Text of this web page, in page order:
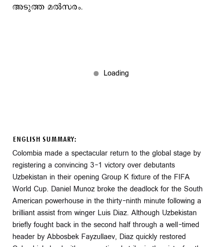
അടുത്ത മല്‍സരം.
ENGLISH SUMMARY:
Colombia made a spectacular return to the global stage by
registering a convincing 3-1 victory over debutants
Uzbekistan in their opening Group K fixture of the FIFA
World Cup. Daniel Munoz broke the deadlock for the South
American powerhouse in the thirty-ninth minute following a
brilliant assist from winger Luis Diaz. Although Uzbekistan
briefly fought back in the second half through a well-timed
header by Abbosbek Fayzullaev, Diaz quickly restored